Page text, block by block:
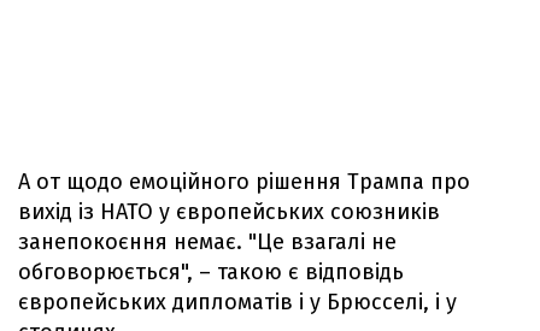
А от щодо емоційного рішення Трампа про
вихід із НАТО у європейських союзників
занепокоєння немає. "Це взагалі не
обговорюється", – такою є відповідь
європейських дипломатів і у Брюсселі, і у